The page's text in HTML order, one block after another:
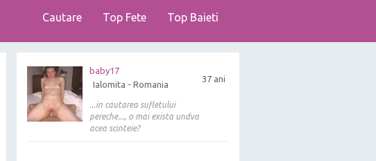
Cautare Top Fete Top Baieti
baby17
37 ani
Ialomita - Romania
...in cautarea sufletului
pereche..., o mai exista undva
acea scinteie?